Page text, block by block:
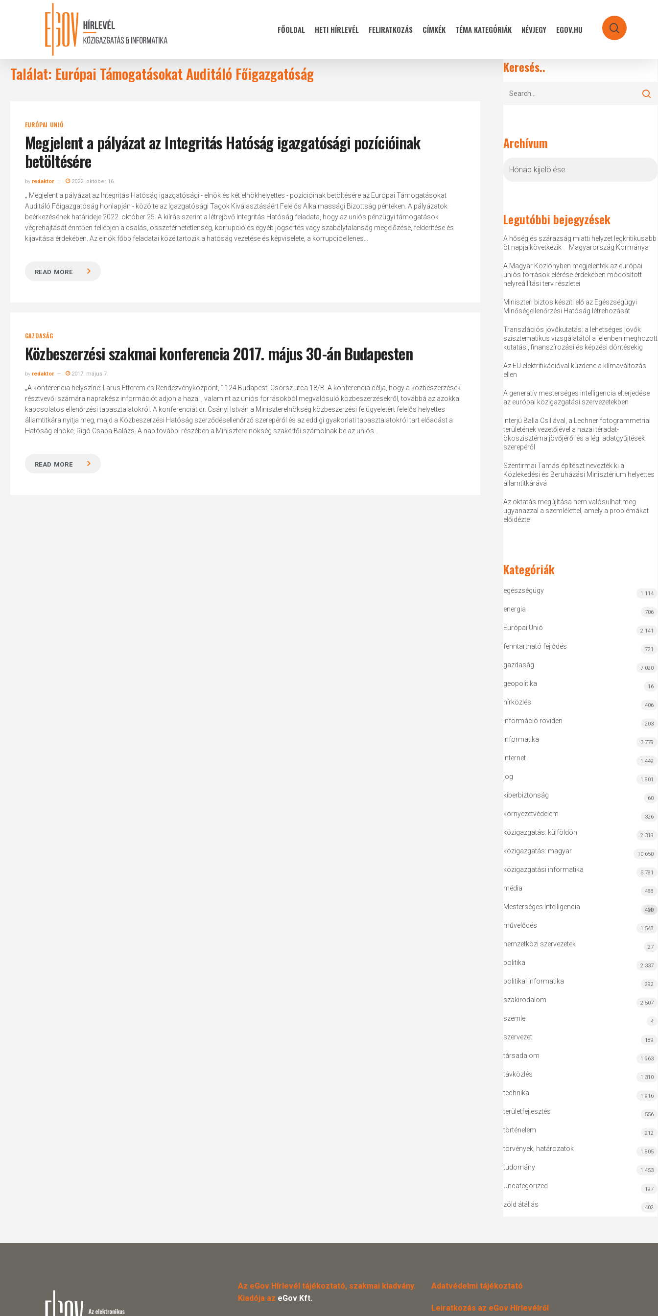
FŐOLDAL HETI HÍRLEVÉL FELIRATKOZÁS CÍMKÉK TÉMA KATEGÓRIÁK NÉVJEGY EGOV.HU search
Találat: Európai Támogatásokat Auditáló Főigazgatóság
EURÓPAI UNIÓ
Megjelent a pályázat az Integritás Hatóság igazgatósági pozícióinak
betöltésére
by redaktor 2022. október 16.
„ Megjelent a pályázat az Integritás Hatóság igazgatósági - elnök és két elnökhelyettes - pozícióinak betöltésére az Európai Támogatásokat
Auditáló Főigazgatóság honlapján - közölte az Igazgatósági Tagok Kiválasztásáért Felelős Alkalmassági Bizottság pénteken. A pályázatok
beérkezésének határideje 2022. október 25. A kiírás szerint a létrejövő Integritás Hatóság feladata, hogy az uniós pénzügyi támogatások
végrehajtását érintően fellépjen a csalás, összeférhetetlenség, korrupció és egyéb jogsértés vagy szabálytalanság megelőzése, felderítése és
kijavítása érdekében. Az elnök főbb feladatai közé tartozik a hatóság vezetése és képviselete, a korrupcióellenes...
READ MORE
GAZDASÁG
Közbeszerzési szakmai konferencia 2017. május 30-án Budapesten
by redaktor 2017. május 7.
„A konferencia helyszíne: Larus Étterem és Rendezvényközpont, 1124 Budapest, Csörsz utca 18/B. A konferencia célja, hogy a közbeszerzések
résztvevői számára naprakész információt adjon a hazai , valamint az uniós forrásokból megvalósuló közbeszerzésekről, továbbá az azokkal
kapcsolatos ellenőrzési tapasztalatokról. A konferenciát dr. Csányi István a Miniszterelnökség közbeszerzési felügyeletért felelős helyettes
államtitkára nyitja meg, majd a Közbeszerzési Hatóság szerződésellenőrző szerepéről és az eddigi gyakorlati tapasztalatokról tart előadást a
Hatóság elnöke, Rigó Csaba Balázs. A nap további részében a Miniszterelnökség szakértői számolnak be az uniós...
READ MORE
Keresés..
Archívum
Legutóbbi bejegyzések
A hőség és szárazság miatti helyzet legkritikusabb
öt napja következik – Magyarország Kormánya
A Magyar Közlönyben megjelentek az európai
uniós források elérése érdekében módosított
helyreállítási terv részletei
Miniszteri biztos készíti elő az Egészségügyi
Minőségellenőrzési Hatóság létrehozását
Transzlációs jövőkutatás: a lehetséges jövők
szisztematikus vizsgálatától a jelenben meghozott
kutatási, finanszírozási és képzési döntésekig
Az EU elektrifikációval küzdene a klímaváltozás
ellen
A generatív mesterséges intelligencia elterjedése
az európai közigazgatási szervezetekben
Interjú Balla Csillával, a Lechner fotogrammetriai
területének vezetőjével a hazai téradat-
ökoszisztéma jövőjéről és a légi adatgyűjtések
szerepéről
Szentirmai Tamás építészt nevezték ki a
Közlekedési és Beruházási Minisztérium helyettes
államtitkárává
Az oktatás megújítása nem valósulhat meg
ugyanazzal a szemlélettel, amely a problémákat
előidézte
Kategóriák
egészségügy 1 114
energia 706
Európai Unió 2 141
fenntartható fejlődés 721
gazdaság 7 020
geopolitika 16
hírközlés 406
információ röviden 203
informatika 3 779
Internet 1 449
jog 1 801
kiberbiztonság 60
környezetvédelem 326
közigazgatás: külföldön 2 319
közigazgatás: magyar 10 650
közigazgatási informatika 5 781
média 488
Mesterséges Intelligencia MI
420
művelődés 1 548
nemzetközi szervezetek 27
politika 2 337
politikai informatika 292
szakirodalom 2 507
szemle 4
szervezet 189
társadalom 1 963
távközlés 1 310
technika 1 916
területfejlesztés 556
történelem 212
törvények, határozatok 1 805
tudomány 1 453
Uncategorized 197
zöld átállás 402
Az eGov Hírlevél tájékoztató, szakmai kiadvány.
Kiadója az eGov Kft.
Adatvédelmi tájékoztató
Leiratkozás az eGov Hírlevélről